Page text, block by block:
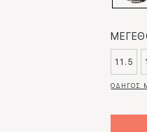
11.5
ΟΔΗΓΟΣ